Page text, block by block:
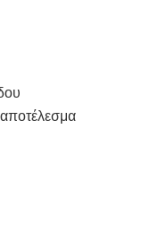
αποτέλεσμα